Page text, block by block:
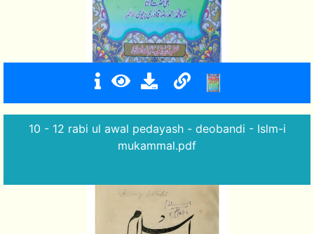
10 - 12 rabi ul awal pedayash - deobandi - Islm-i
mukammal.pdf